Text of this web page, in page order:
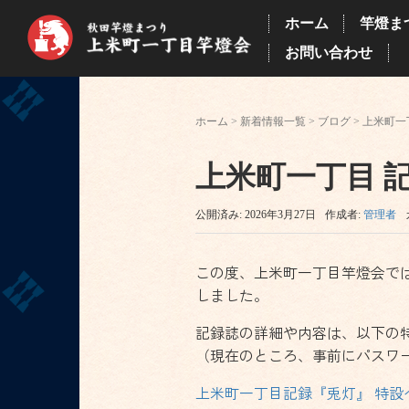
ホーム
竿燈ま
お問い合わせ
ホーム > 新着情報一覧 > ブログ >上米町
上米町一丁目
公開済み: 2026年3月27日 作成者:管理者
この度、上米町一丁目竿燈会
しました。
記録誌の詳細や内容は、以下
（現在のところ、事前にパス
上米町一丁目記録『兎灯』 特設